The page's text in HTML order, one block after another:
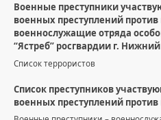
Военные преступники
военных преступлений
военнослужащие отряда
“Ястреб” росгвардии г.
Список террористов
Список преступников
военных преступлений